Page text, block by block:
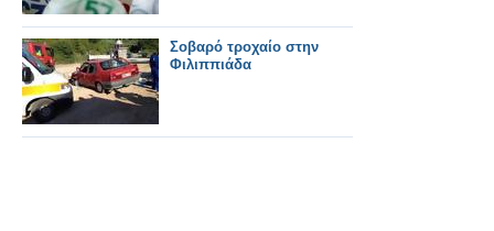
Σοβαρό τροχαίο στην
Φιλιππιάδα